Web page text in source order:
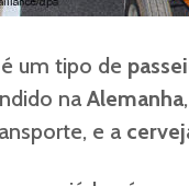
é um tipo de
naAlemanha
e a